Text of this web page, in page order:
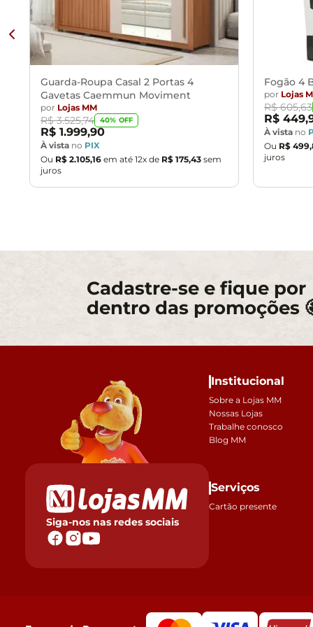
- As imagens são meramente ilustrativas, não
- Ao receber a mercadoria, o cliente deve verificar as
- Montagem, desmontagem e outras instalações serão de
transporte por guincho em apartamentos. Eventuais
- Confira as dimensões do produto e certifique-se de que
Guarda-Roupa Casal 2 Portas 4
Gavetas Caemmun Moviment
por Lojas MM
R$ 3.525,74 40% OFF
R$ 1.999,90
À vista no PIX
Ou R$ 2.105,16 em até 12x de R$ 175,43 sem
juros
Fogão 4
por Lojas
R$ 605,63
R$ 449,
À vista no
Ou R$ 499,
juros
Cadastre-se e fique por
dentro das promoções
Siga-nos nas redes sociais
Institucional
Sobre a Lojas MM
Nossas Lojas
Trabalhe conosco
Blog MM
Serviços
Cartão presente